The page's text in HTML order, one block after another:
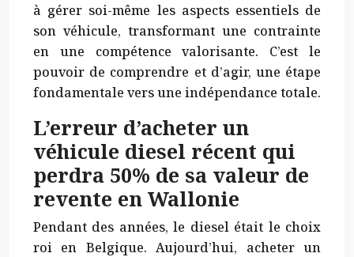
à gérer soi-même les aspects essentiels de
son véhicule, transformant une contrainte
en une compétence valorisante. C’est le
pouvoir de comprendre et d’agir, une étape
fondamentale vers une indépendance totale.
L’erreur d’acheter un
véhicule diesel récent qui
perdra 50% de sa valeur de
revente en Wallonie
Pendant des années, le diesel était le choix
roi en Belgique. Aujourd’hui, acheter un